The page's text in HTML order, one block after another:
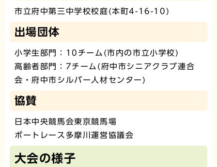
市立府中第三中学校校庭(本町4-16-10)
出場団体
小学生部門：10チーム(市内の市立小学校)
高齢者部門：7チーム(府中市シニアクラブ連合
会・府中市シルバー人材センター)
協賛
日本中央競馬会東京競馬場
ボートレース多摩川運営協議会
大会の様子